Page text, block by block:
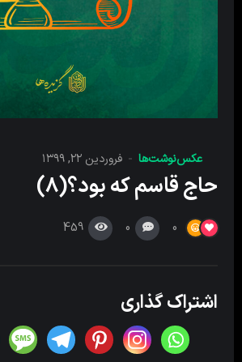
عکس‌نوشت‌ها فروردین ۲۲, ۱۳۹۹
حاج قاسم که بود؟(۸)
0
0
459
اشتراک گذاری